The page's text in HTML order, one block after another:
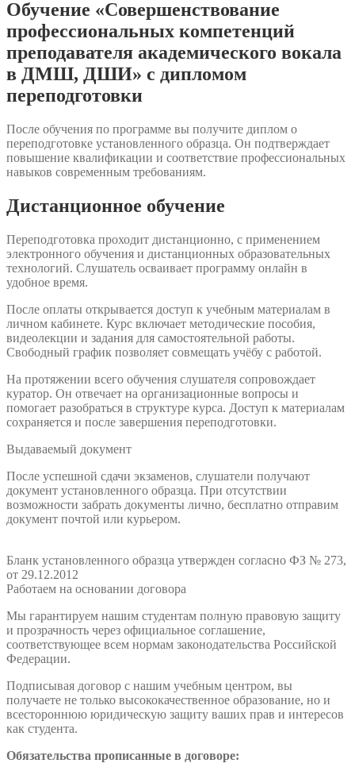
Обучение «Совершенствование
профессиональных компетенций
преподавателя академического вокала
в ДМШ, ДШИ» с дипломом
переподготовки
После обучения по программе вы получите диплом о
переподготовке установленного образца. Он подтверждает
повышение квалификации и соответствие профессиональных
навыков современным требованиям.
Дистанционное обучение
Переподготовка проходит дистанционно, с применением
электронного обучения и дистанционных образовательных
технологий. Слушатель осваивает программу онлайн в
удобное время.
После оплаты открывается доступ к учебным материалам в
личном кабинете. Курс включает методические пособия,
видеолекции и задания для самостоятельной работы.
Свободный график позволяет совмещать учёбу с работой.
На протяжении всего обучения слушателя сопровождает
куратор. Он отвечает на организационные вопросы и
помогает разобраться в структуре курса. Доступ к материалам
сохраняется и после завершения переподготовки.
Выдаваемый документ
После успешной сдачи экзаменов, слушатели получают
документ установленного образца. При отсутствии
возможности забрать документы лично, бесплатно отправим
документ почтой или курьером.
Бланк установленного образца утвержден согласно ФЗ № 273,
от 29.12.2012
Работаем на основании договора
Мы гарантируем нашим студентам полную правовую защиту
и прозрачность через официальное соглашение,
соответствующее всем нормам законодательства Российской
Федерации.
Подписывая договор с нашим учебным центром, вы
получаете не только высококачественное образование, но и
всестороннюю юридическую защиту ваших прав и интересов
как студента.
Обязательства прописанные в договоре: